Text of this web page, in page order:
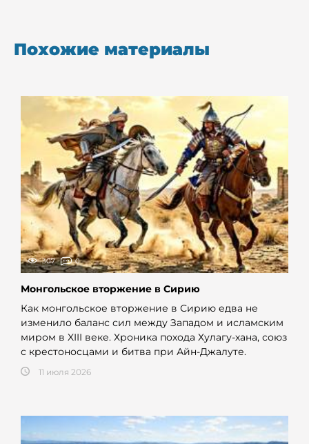
Похожие материалы
307 0
Монгольское вторжение в Сирию
Как монгольское вторжение в Сирию едва не
изменило баланс сил между Западом и исламским
миром в XIII веке. Хроника похода Хулагу-хана, союз
с крестоносцами и битва при Айн-Джалуте.
11 июля 2026